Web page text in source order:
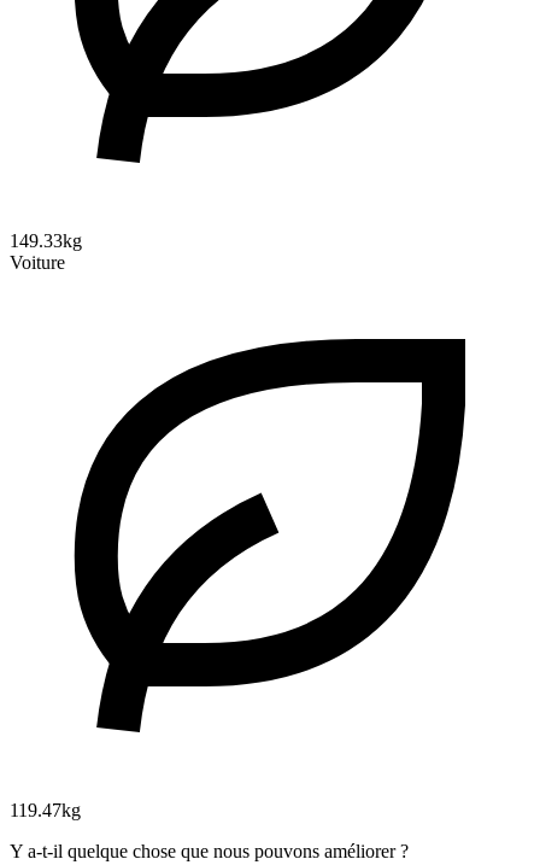
149.33kg
Voiture
119.47kg
Y a-t-il quelque chose que nous pouvons améliorer ?